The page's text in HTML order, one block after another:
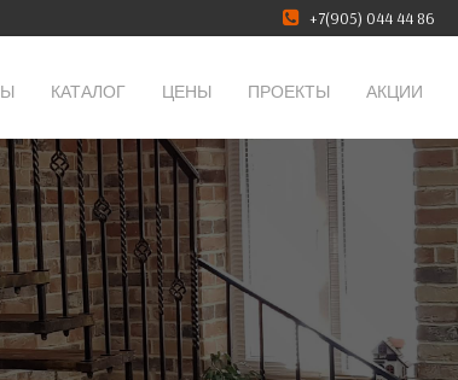
+7(905) 044 44 86
КАТАЛОГ ЦЕНЫ ПРОЕКТЫ АКЦИИ